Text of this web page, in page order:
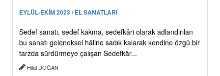
EYLÜL-EKİM 2023 / EL SANATLARI
Sedef sanatı, sedef kakma, sedefkâri olarak adlandırılan
bu sanatı geleneksel hâline sadık kalarak kendine özgü bir
tarzda sürdürmeye çalışan Sedefkâr...
Hilal DOĞAN